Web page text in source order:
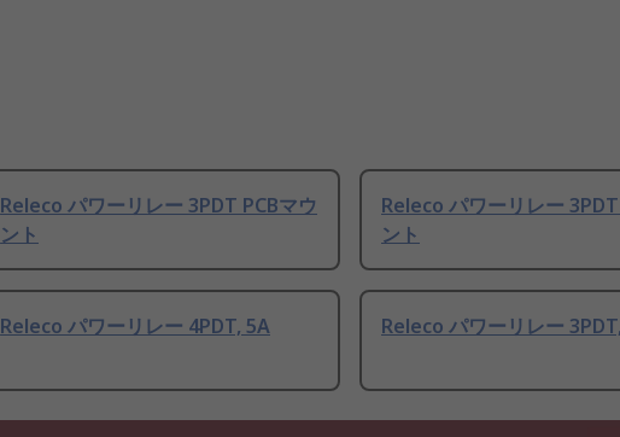
Releco パワーリレー 3PDT PCBマウ
ント
Releco パワーリレー
ント
Releco パワーリレー 4PDT, 5A Releco パワーリレー